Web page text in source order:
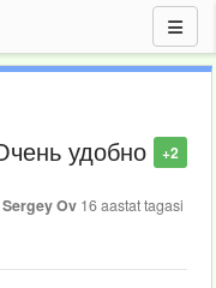
+2
удобно
Sergey Ov 16 aastat tagasi